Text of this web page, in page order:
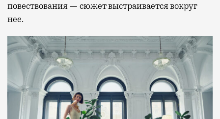
повествования — сюжет выстраивается вокруг
нее.